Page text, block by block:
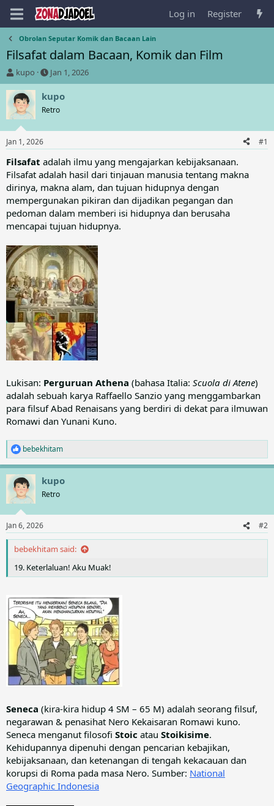
Log in Register
Obrolan Seputar Komik dan Bacaan Lain
Filsafat dalam Bacaan, Komik dan Film
T
h
r
e
a
d
s
t
a
r
t
e
r
kupo
S
t
a
r
t
t
e
Jan 1, 2026
kupo
Retro
Jan 1, 2026 #1
Filsafat adalah ilmu yang mengajarkan kebijaksanaan.
Filsafat adalah hasil dari tinjauan manusia tentang makna
dirinya, makna alam, dan tujuan hidupnya dengan
mempergunakan pikiran dan dijadikan pegangan dan
pedoman dalam memberi isi hidupnya dan berusaha
mencapai tujuan hidupnya.
Lukisan: Perguruan Athena (bahasa Italia: Scuola di Atene)
adalah sebuah karya Raffaello Sanzio yang menggambarkan
para filsuf Abad Renaisans yang berdiri di dekat para ilmuwan
Romawi dan Yunani Kuno.
R
e
a
c
t
i
s
:
bebekhitam
kupo
Retro
Jan 6, 2026 #2
bebekhitam said:
19. Keterlaluan! Aku Muak!
Seneca (kira-kira hidup 4 SM – 65 M) adalah seorang filsuf,
negarawan & penasihat Nero Kekaisaran Romawi kuno.
Seneca menganut filosofi Stoic atau Stoikisime.
Kehidupannya dipenuhi dengan pencarian kebajikan,
kebijaksanaan, dan ketenangan di tengah kekacauan dan
korupsi di Roma pada masa Nero. Sumber: National
Geographic Indonesia